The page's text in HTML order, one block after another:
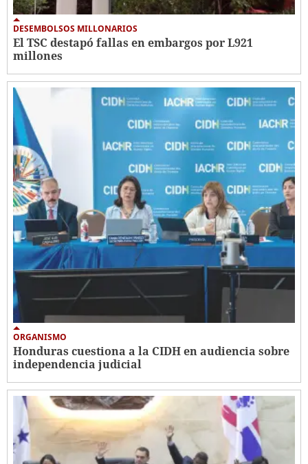
DESEMBOLSOS MILLONARIOS
El TSC destapó fallas en embargos por L921
millones
ORGANISMO
Honduras cuestiona a la CIDH en audiencia sobre
independencia judicial